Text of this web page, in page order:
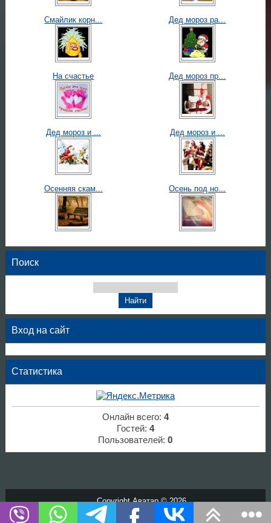
Смайлик корн... Дед мороз ра...
На счастье Дед мороз пр...
Дед мороз и ... Дед мороз и ...
Осенняя скам... Осень под но...
Поиск
Вход на сайт
Статистика
Онлайн всего: 4
Гостей: 4
Пользователей:0
Copyright Аватар © 2026
Хостинг от
uCoz